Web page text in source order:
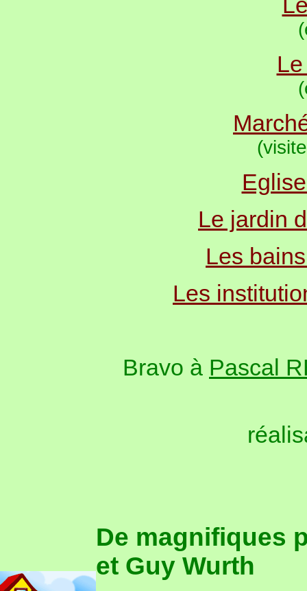
M
Le jardin
Les
Les
Bravo à Pascal
De magnifiques
et Guy Wurth